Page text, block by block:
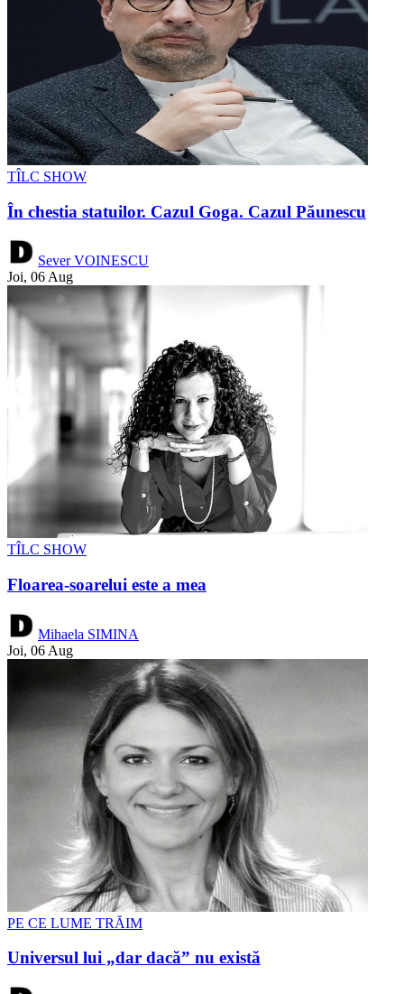
TÎLC SHOW
În chestia statuilor. Cazul Goga. Cazul Păunescu
Sever VOINESCU
Joi, 06 Aug
TÎLC SHOW
Floarea-soarelui este a mea
Mihaela SIMINA
Joi, 06 Aug
PE CE LUME TRĂIM
Universul lui „dar dacă” nu există